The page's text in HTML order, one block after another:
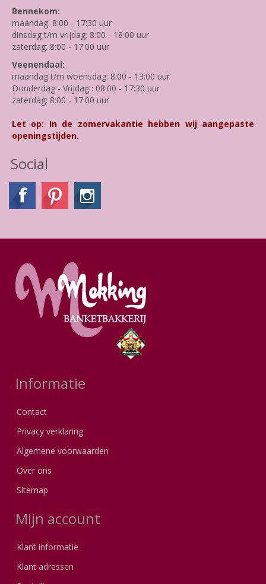
Bennekom:
maandag: 8:00 - 17:30 uur
dinsdag t/m vrijdag: 8:00 - 18:00 uur
zaterdag: 8:00 - 17:00 uur
Veenendaal:
maandag t/m woensdag: 8:00 - 13:00 uur
Donderdag - Vrijdag : 08:00 - 17:30 uur
zaterdag: 8:00 - 17:00 uur
Let op: In de zomervakantie hebben wij aangepaste
openingstijden.
Social
Informatie
Contact
Privacy verklaring
Algemene voorwaarden
Over ons
Sitemap
Mijn account
Klant informatie
Klant adressen